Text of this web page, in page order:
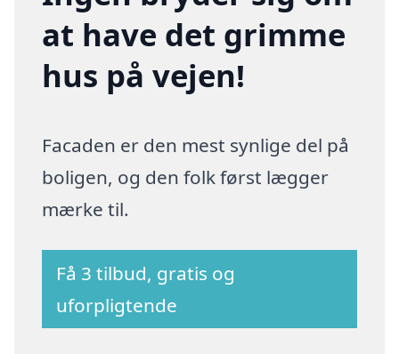
at have det grimme
hus på vejen!
Facaden er den mest synlige del på
boligen, og den folk først lægger
mærke til.
Få 3 tilbud, gratis og
uforpligtende